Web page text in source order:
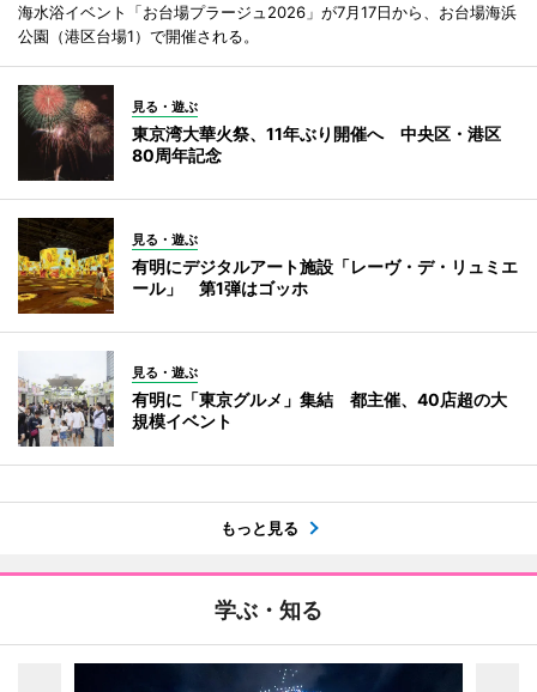
海水浴イベント「お台場プラージュ2026」が7月17日から、お台場海浜
公園（港区台場1）で開催される。
見る・遊ぶ
東京湾大華火祭、11年ぶり開催へ 中央区・港区
80周年記念
見る・遊ぶ
有明にデジタルアート施設「レーヴ・デ・リュミエ
ール」 第1弾はゴッホ
見る・遊ぶ
有明に「東京グルメ」集結 都主催、40店超の大
規模イベント
もっと見る
学ぶ・知る